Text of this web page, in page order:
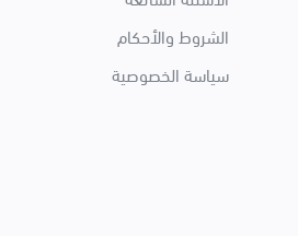
الشروط والأحكام
سياسة الخصوصية